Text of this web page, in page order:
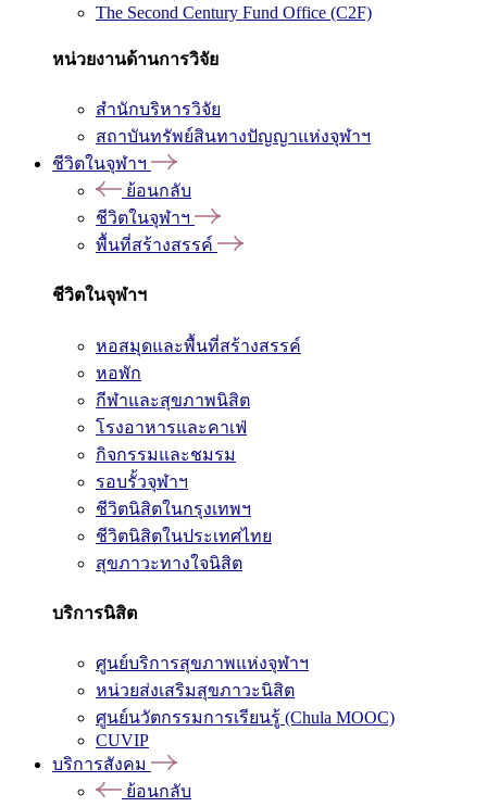
The Second Century Fund Office (C2F)
หน่วยงานด้านการวิจัย
สำนักบริหารวิจัย
สถาบันทรัพย์สินทางปัญญาแห่งจุฬาฯ
ชีวิตในจุฬาฯ
ย้อนกลับ
ชีวิตในจุฬาฯ
พื้นที่สร้างสรรค์
ชีวิตในจุฬาฯ
หอสมุดและพื้นที่สร้างสรรค์
หอพัก
กีฬาและสุขภาพนิสิต
โรงอาหารและคาเฟ่
กิจกรรมและชมรม
รอบรั้วจุฬาฯ
ชีวิตนิสิตในกรุงเทพฯ
ชีวิตนิสิตในประเทศไทย
สุขภาวะทางใจนิสิต
บริการนิสิต
ศูนย์บริการสุขภาพแห่งจุฬาฯ
หน่วยส่งเสริมสุขภาวะนิสิต
ศูนย์นวัตกรรมการเรียนรู้ (Chula MOOC)
CUVIP
บริการสังคม
ย้อนกลับ